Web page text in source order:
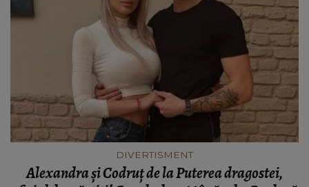
DIVERTISMENT
Alexandra și Codruț de la Puterea dragostei,